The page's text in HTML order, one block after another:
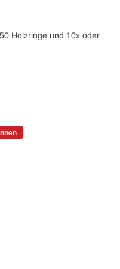
Holzringe und 10x oder